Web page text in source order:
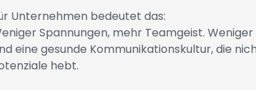
Unternehmen bedeutet das:
Spannungen, mehr Teamgeist.
eine gesunde Kommunikationskultur, die
hebt.